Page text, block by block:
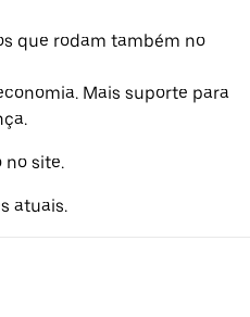
que rodam também no
Mais suporte para
no site.
atuais.